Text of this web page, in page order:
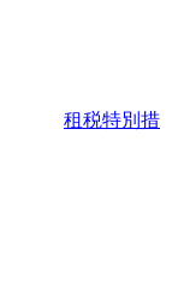
租税特別措